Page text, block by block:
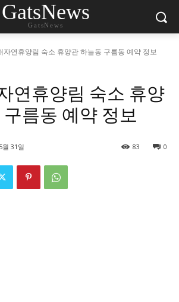
GatsNews
GatsNews
자연휴양림 숙소 휴양관 하늘동 구름동 예약 정보
연휴양림 숙소 휴양
름동 예약 정보
월 31일 0
83